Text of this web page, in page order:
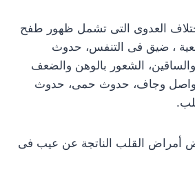
العدوى التى تشمل ظهور طفح
، ضيق فى التنفس، حدوث
الشعور بالوهن والضعف
وجاف، حدوث حمى، حدوث
أمراض القلب الناتجة عن عيب فى